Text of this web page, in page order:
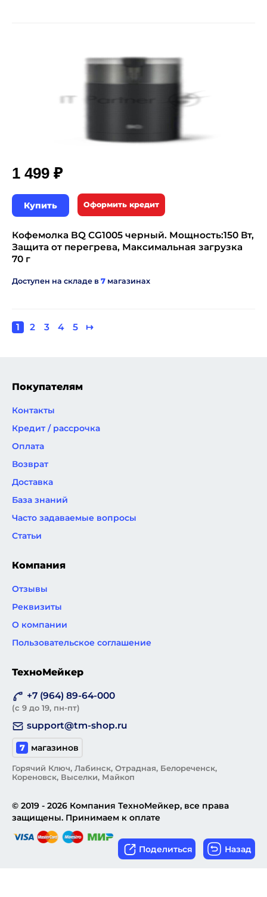
Поделиться
1 499 ₽
Купить Оформить кредит
Кофемолка BQ CG1005 черный. Мощность:150 Вт,
Защита от перегрева, Максимальная загрузка
70 г
Доступен на складе в 7 магазинах
Нумерация
Текущая
1 Page
2 Page
3 Page
4 Page
5
Следующая
↦
Покупателям
Контакты
Кредит / рассрочка
Оплата
Возврат
Доставка
База знаний
Часто задаваемые вопросы
Статьи
Компания
Отзывы
Реквизиты
О компании
Пользовательское соглашение
ТехноМейкер
+7 (964) 89-64-000
(с 9 до 19, пн-пт)
support@tm-shop.ru
7 магазинов
Горячий Ключ, Лабинск, Отрадная, Белореченск,
Кореновск, Выселки, Майкоп
© 2019 - 2026 Компания ТехноМейкер, все права
защищены. Принимаем к оплате
Назад